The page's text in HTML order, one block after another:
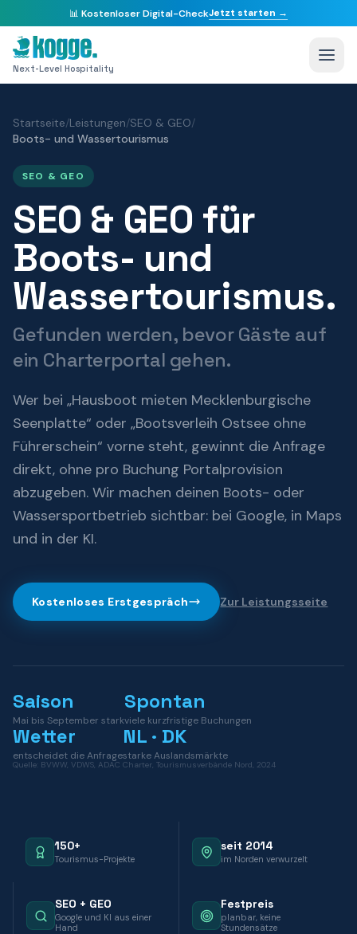
📊 Kostenloser Digital-CheckJetzt starten →
Next-Level Hospitality
Startseite/Leistungen/SEO & GEO/
Boots- und Wassertourismus
SEO & GEO
SEO & GEO für
Boots- und
Wassertourismus.
Gefunden werden, bevor Gäste auf
ein Charterportal gehen.
Wer bei „Hausboot mieten Mecklenburgische
Seenplatte“ oder „Bootsverleih Ostsee ohne
Führerschein“ vorne steht, gewinnt die Anfrage
direkt, ohne pro Buchung Portalprovision
abzugeben. Wir machen deinen Boots- oder
Wassersportbetrieb sichtbar: bei Google, in Maps
und in der KI.
Kostenloses Erstgespräch Zur Leistungsseite
Saison
Mai bis September stark
Spontan
viele kurzfristige Buchungen
Wetter
entscheidet die Anfrage
NL · DK
starke Auslandsmärkte
Quelle: BVWW, VDWS, ADAC Charter, Tourismusverbände Nord, 2024
150+
Tourismus-Projekte
seit 2014
im Norden verwurzelt
SEO + GEO
Google und KI aus einer
Hand
Festpreis
planbar, keine
Stundensätze